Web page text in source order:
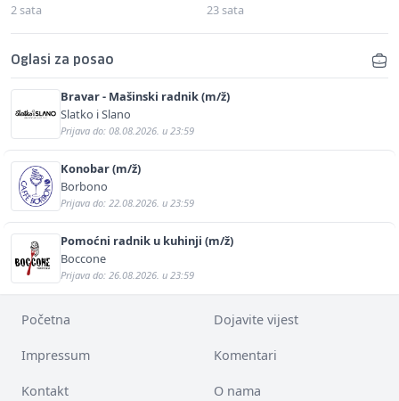
2 sata 23 sata
Oglasi za posao
Bravar - Mašinski radnik (m/ž)
Slatko i Slano
Prijava do: 08.08.2026. u 23:59
Konobar (m/ž)
Borbono
Prijava do: 22.08.2026. u 23:59
Pomoćni radnik u kuhinji (m/ž)
Boccone
Prijava do: 26.08.2026. u 23:59
Početna Dojavite vijest
Impressum Komentari
Kontakt O nama